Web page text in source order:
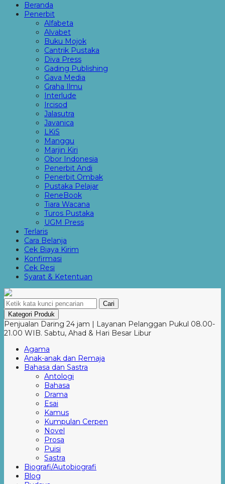
Beranda
Penerbit
Alfabeta
Alvabet
Buku Mojok
Cantrik Pustaka
Diva Press
Gading Publishing
Gava Media
Graha Ilmu
Interlude
Ircisod
Jalasutra
Javanica
LKiS
Manggu
Marjin Kiri
Obor Indonesia
Penerbit Andi
Penerbit Ombak
Pustaka Pelajar
ReneBook
Tiara Wacana
Turos Pustaka
UGM Press
Terlaris
Cara Belanja
Cek Biaya Kirim
Konfirmasi
Cek Resi
Syarat & Ketentuan
Cari
Kategori Produk
Penjualan Daring 24 jam | Layanan Pelanggan Pukul 08.00-
21.00 WIB. Sabtu, Ahad & Hari Besar Libur
Agama
Anak-anak dan Remaja
Bahasa dan Sastra
Antologi
Bahasa
Drama
Esai
Kamus
Kumpulan Cerpen
Novel
Prosa
Puisi
Sastra
Biografi/Autobiografi
Blog